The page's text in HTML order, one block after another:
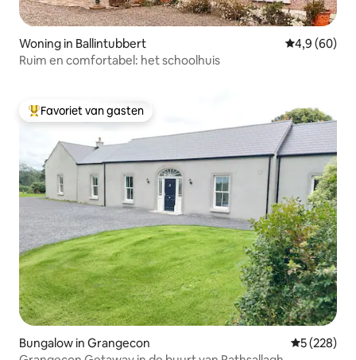
Woning in Ballintubbert Gemiddelde
4,9 (60)
Ruim en comfortabel: het schoolhuis
Topfavoriet van gasten
Favoriet van gasten
Bungalow in Grangecon
5 (228)